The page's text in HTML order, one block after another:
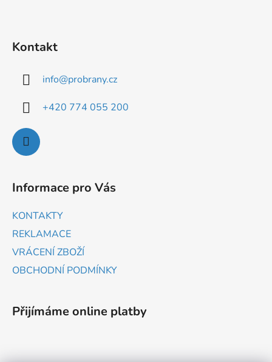
Kontakt
info@probrany.cz
+420 774 055 200
Informace pro Vás
KONTAKTY
REKLAMACE
VRÁCENÍ ZBOŽÍ
OBCHODNÍ PODMÍNKY
Přijímáme online platby